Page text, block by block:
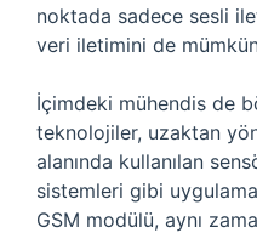
noktada sadece sesli
veri iletimini de mümkün
İçimdeki mühendis de
teknolojiler, uzaktan
alanında kullanılan
sistemleri gibi
GSM modülü, aynı